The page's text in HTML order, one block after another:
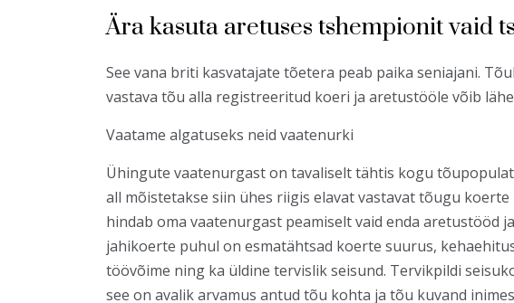
Ära kasuta aretuses tshempionit vaid
See vana briti kasvatajate tõetera peab paika seniajani.
vastava tõu alla registreeritud koeri ja aretustööle võib
Vaatame algatuseks neid vaatenurki
Ühingute vaatenurgast on tavaliselt tähtis kogu
all mõistetakse siin ühes riigis elavat vastavat tõugu koerte
hindab oma vaatenurgast peamiselt vaid enda aretustööd
jahikoerte puhul on esmatähtsad koerte suurus,
töövõime ning ka üldine tervislik seisund. Tervikpildi
see on avalik arvamus antud tõu kohta ja tõu kuvand